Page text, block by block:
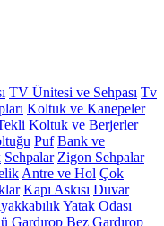
TV Ünitesi ve Sehpası Tv
Koltuk ve Kanepeler
Koltuk ve Berjerler
Puf Bank ve
Sehpalar Zigon Sehpalar
Antre ve Hol Çok
Kapı Askısı Duvar
Yatak Odası
Gardırop Bez Gardırop